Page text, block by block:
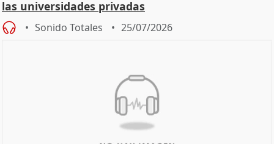
las universidades privadas
Sonido Totales 25/07/2026